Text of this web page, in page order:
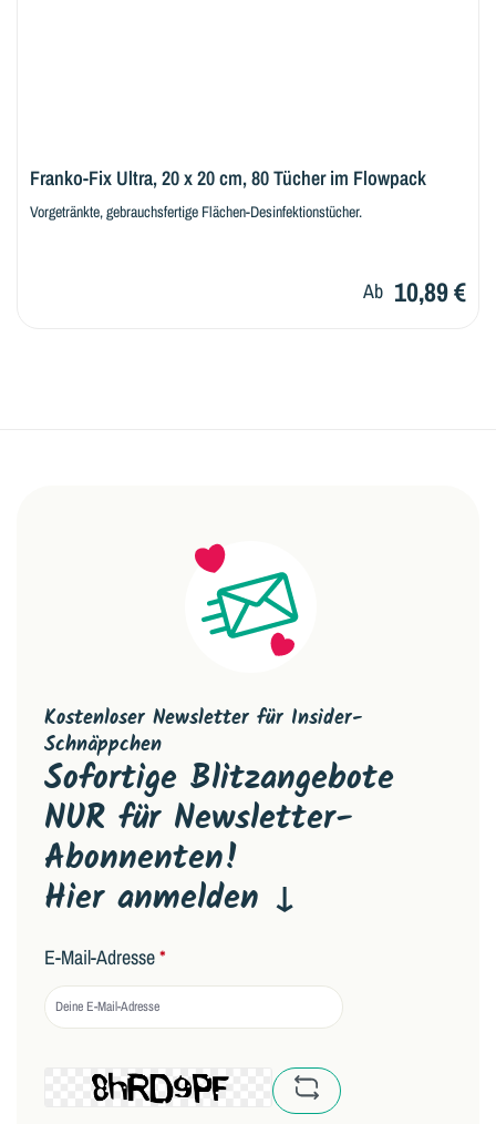
Franko-Fix Ultra, 20 x 20 cm, 80 Tücher im Flowpack
Vorgetränkte, gebrauchsfertige Flächen-Desinfektionstücher.
Ab 10,89 €
Kostenloser Newsletter für Insider-
Schnäppchen
Sofortige Blitzangebote
NUR für Newsletter-
Abonnenten!
Hier anmelden ↓
E-Mail-Adresse*